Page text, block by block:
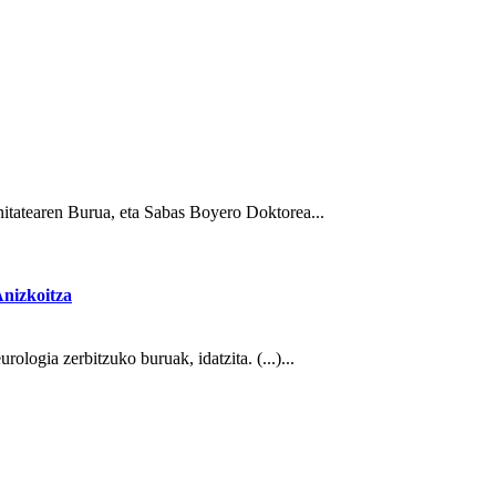
Burua, eta Sabas Boyero Doktorea...
zerbitzuko buruak, idatzita. (...)...